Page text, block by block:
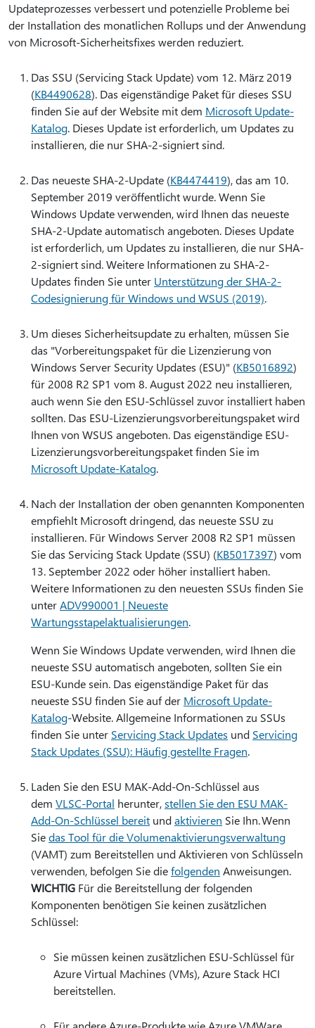
Updateprozesses verbessert und potenzielle Probleme bei
der Installation des monatlichen Rollups und der Anwendung
von Microsoft-Sicherheitsfixes werden reduziert.
Das SSU (Servicing Stack Update) vom 12. März 2019
(KB4490628). Das eigenständige Paket für dieses SSU
finden Sie auf der Website mit dem Microsoft Update-
Katalog. Dieses Update ist erforderlich, um Updates zu
installieren, die nur SHA-2-signiert sind.
Das neueste SHA-2-Update (KB4474419), das am 10.
September 2019 veröffentlicht wurde. Wenn Sie
Windows Update verwenden, wird Ihnen das neueste
SHA-2-Update automatisch angeboten. Dieses Update
ist erforderlich, um Updates zu installieren, die nur SHA-
2-signiert sind. Weitere Informationen zu SHA-2-
Updates finden Sie unter Unterstützung der SHA-2-
Codesignierung für Windows und WSUS (2019).
Um dieses Sicherheitsupdate zu erhalten, müssen Sie
das "Vorbereitungspaket für die Lizenzierung von
Windows Server Security Updates (ESU)" (KB5016892)
für 2008 R2 SP1 vom 8. August 2022 neu installieren,
auch wenn Sie den ESU-Schlüssel zuvor installiert haben
sollten. Das ESU-Lizenzierungsvorbereitungspaket wird
Ihnen von WSUS angeboten. Das eigenständige ESU-
Lizenzierungsvorbereitungspaket finden Sie im
Microsoft Update-Katalog.
Nach der Installation der oben genannten Komponenten
empfiehlt Microsoft dringend, das neueste SSU zu
installieren. Für Windows Server 2008 R2 SP1 müssen
Sie das Servicing Stack Update (SSU) (KB5017397) vom
13. September 2022 oder höher installiert haben.
Weitere Informationen zu den neuesten SSUs finden Sie
unterADV990001 | Neueste
Wartungsstapelaktualisierungen.
Wenn Sie Windows Update verwenden, wird Ihnen die
neueste SSU automatisch angeboten, sollten Sie ein
ESU-Kunde sein. Das eigenständige Paket für das
neueste SSU finden Sie auf der Microsoft Update-
Katalog-Website. Allgemeine Informationen zu SSUs
finden Sie unter Servicing Stack Updates und Servicing
Stack Updates (SSU): Häufig gestellte Fragen.
Laden Sie den ESU MAK-Add-On-Schlüssel aus
dem VLSC-Portal herunter,stellen Sie den ESU MAK-
Add-On-Schlüssel bereit undaktivieren Sie Ihn. Wenn
Siedas Tool für die Volumenaktivierungsverwaltung
(VAMT) zum Bereitstellen und Aktivieren von Schlüsseln
verwenden, befolgen Sie diefolgenden Anweisungen.
WICHTIG Für die Bereitstellung der folgenden
Komponenten benötigen Sie keinen zusätzlichen
Schlüssel:
Sie müssen keinen zusätzlichen ESU-Schlüssel für
Azure Virtual Machines (VMs), Azure Stack HCI
bereitstellen.